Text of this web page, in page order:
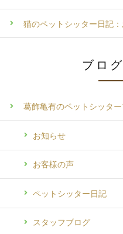
猫のペットシッター日記
ブロ
葛飾亀有のペットシッタ
お知らせ
お客様の声
ペットシッター日記
スタッフブログ